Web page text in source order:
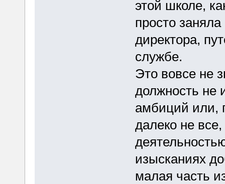
этой школе,
просто
директора,
службе.
Это вовсе не
должность не
амбиций или,
далеко не
изысканиях
малая часть